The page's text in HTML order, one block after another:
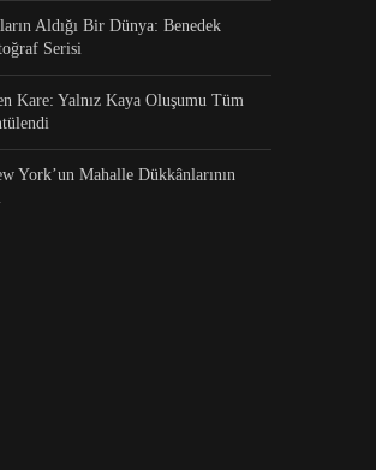
Aldığı Bir Dünya: Benedek
Serisi
Kare: Yalnız Kaya Oluşumu Tüm
York’un Mahalle Dükkânlarının